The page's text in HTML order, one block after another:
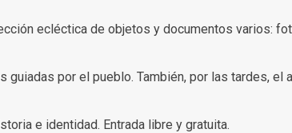
ecléctica de objetos y documentos varios:
por el pueblo. También, por las tardes, el
e identidad. Entrada libre y gratuita.